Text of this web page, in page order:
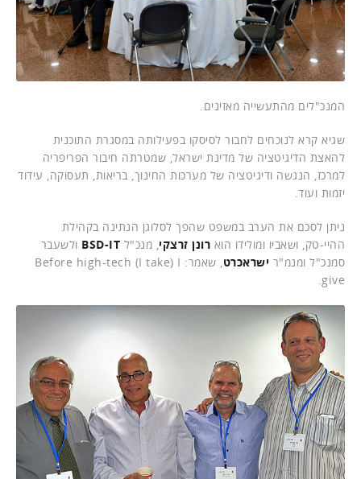
המנכ"לים מהתעשייה מאזינים.
שגיא קרא לנוכחים לחבור לסיסקו בפעילותה במסגרת התוכנית
להאצת הדיגיטציה של מדינת ישראל, שמטרתה חיבור הפריפריה
למרכז, הנגשה ודיגיטציה של מערכות החינוך, בריאות, תעסוקה, עידוד
יזמות ועוד.
ניתן לסכם את הערב במשפט שהפך לסלוגן הנתינה בקהילת
ההיי-טק, ושאביו ומולידו הוא רונן זרצקי , מנכ"ל BSD-IT ולשעבר
סמנכ"ל ומנמ"ר ישראכרט
, שאמר: Before high-tech (I take) I
give.